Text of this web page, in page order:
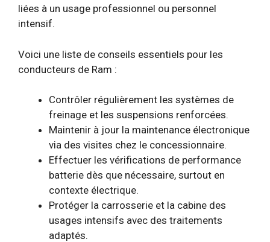
liées à un usage professionnel ou personnel
intensif.
Voici une liste de conseils essentiels pour les
conducteurs de Ram :
Contrôler régulièrement les systèmes de
freinage et les suspensions renforcées.
Maintenir à jour la maintenance électronique
via des visites chez le concessionnaire.
Effectuer les vérifications de performance
batterie dès que nécessaire, surtout en
contexte électrique.
Protéger la carrosserie et la cabine des
usages intensifs avec des traitements
adaptés.